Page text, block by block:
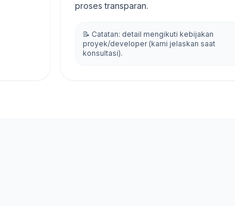
proses transparan.
📝 Catatan: detail mengikuti kebijakan
proyek/developer (kami jelaskan saat
konsultasi).